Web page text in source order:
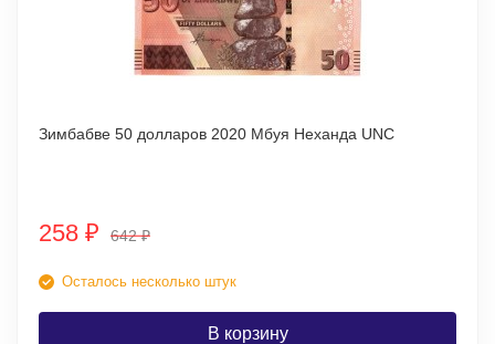
Зимбабве 50 долларов 2020 Мбуя Неханда UNC
258 ₽ 642₽
Осталось несколько штук
В корзину